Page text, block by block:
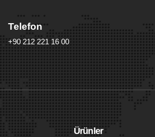
Telefon
+90 212 221 16 00
Ürünler